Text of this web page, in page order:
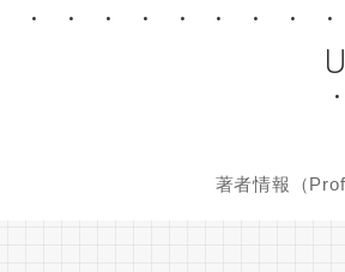
著者情報（